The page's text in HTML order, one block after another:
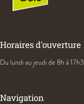
Horaires d'ouverture
Du lundi au jeudi de 8h à
Navigation